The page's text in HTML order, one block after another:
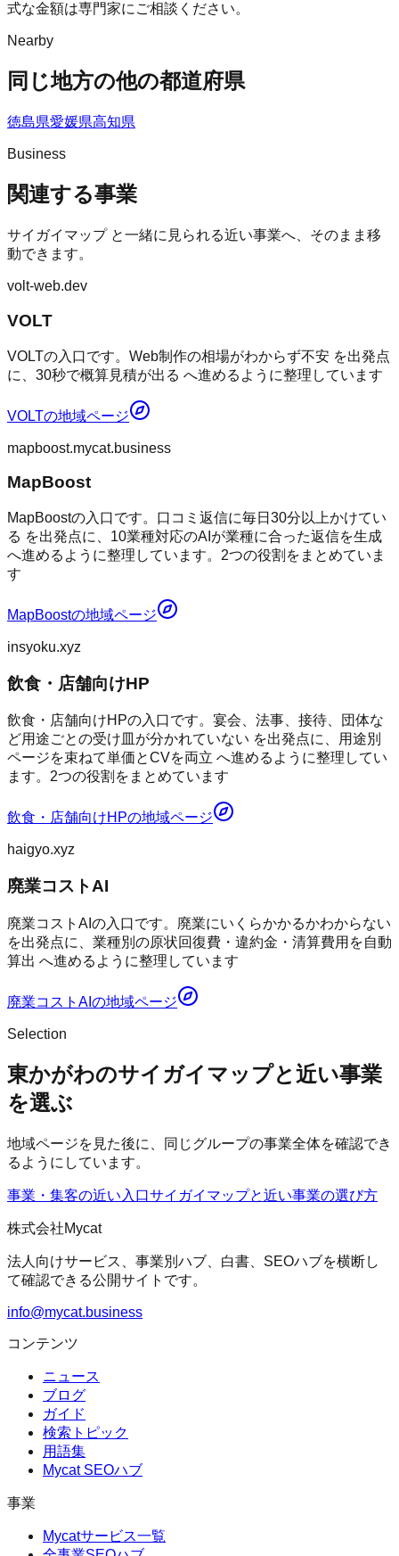
式な金額は専門家にご相談ください。
Nearby
同じ地方の他の都道府県
徳島県愛媛県高知県
Business
関連する事業
サイガイマップと一緒に見られる近い事業へ、そのまま移
動できます。
volt-web.dev
VOLT
VOLTの入口です。Web制作の相場がわからず不安 を出発点
に、30秒で概算見積が出る へ進めるように整理しています
VOLTの地域ページ
mapboost.mycat.business
MapBoost
MapBoostの入口です。口コミ返信に毎日30分以上かけてい
る を出発点に、10業種対応のAIが業種に合った返信を生成
へ進めるように整理しています。2つの役割をまとめていま
す
MapBoostの地域ページ
insyoku.xyz
飲食・店舗向けHP
飲食・店舗向けHPの入口です。宴会、法事、接待、団体な
ど用途ごとの受け皿が分かれていない を出発点に、用途別
ページを束ねて単価とCVを両立 へ進めるように整理してい
ます。2つの役割をまとめています
飲食・店舗向けHPの地域ページ
haigyo.xyz
廃業コストAI
廃業コストAIの入口です。廃業にいくらかかるかわからない
を出発点に、業種別の原状回復費・違約金・清算費用を自動
算出 へ進めるように整理しています
廃業コストAI の地域ページ
Selection
東かがわのサイガイマップと近い事業
を選ぶ
地域ページを見た後に、同じグループの事業全体を確認でき
るようにしています。
事業・集客の近い入口サイガイマップと近い事業の選び方
株式会社Mycat
法人向けサービス、事業別ハブ、白書、SEOハブを横断し
て確認できる公開サイトです。
info@mycat.business
コンテンツ
ニュース
ブログ
ガイド
検索トピック
用語集
Mycat SEOハブ
事業
Mycatサービス一覧